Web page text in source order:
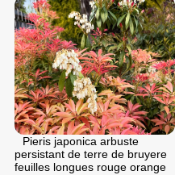
Pieris japonica arbuste
persistant de terre de bruyere
feuilles longues rouge orange